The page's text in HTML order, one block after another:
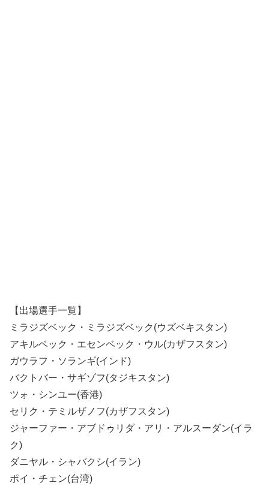
【出場選手一覧】
ミラジズベック・ミラジズベック(ウズベキスタン)
アキルベック・エセンベック・ウル(カザフスタン)
ガウラフ・ソランギ(インド)
バクトバー・サギゾフ(タジキスタン)
ツォ・シンユー(香港)
セリク・テミルザノフ(カザフスタン)
ジャーファー・アブドゥリダ・アリ・アルスーダン(イラ
ク)
ダニヤル・シャバクシ(イラン)
ポイ・チェン(台湾)